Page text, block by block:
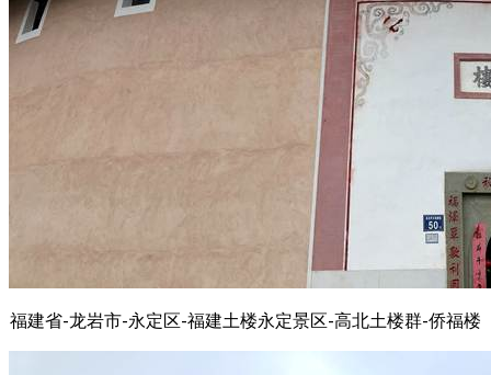
福建省-龙岩市-永定区-福建土楼永定景区-高北土楼群-侨福楼